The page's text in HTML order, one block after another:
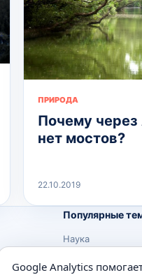
ПРИРОДА
Почему
нет мостов?
22.10.2019
Популярные
Наука
Google Analytics